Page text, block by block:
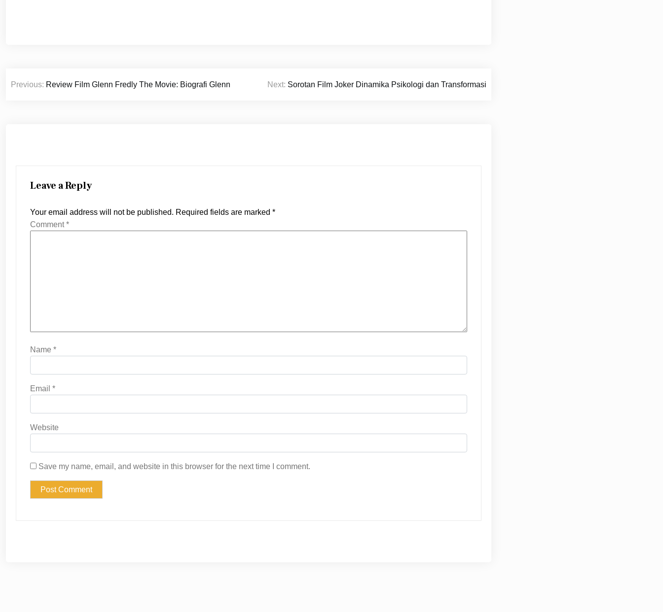
navigation
Previous: Review Film Glenn Fredly The Movie: Biografi Glenn Next: Sorotan Film Joker Dinamika Psikologi dan Transformasi
Leave a Reply
Your email address will not be published. Required fields are marked *
Comment*
Name *
Email *
Website
Save my name, email, and website in this browser for the next time I comment.